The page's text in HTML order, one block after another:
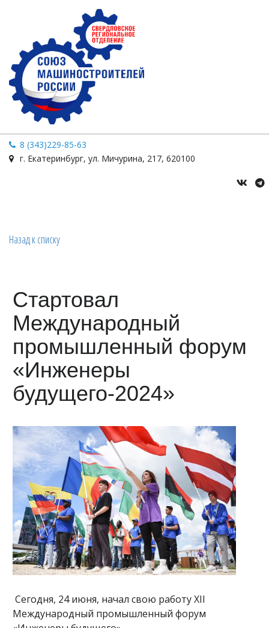
8 (343)229-85-63
г. Екатеринбург, ул. Мичурина, 217, 620100
Назад к списку
Стартовал
Международный
промышленный форум
«Инженеры
будущего-2024»
Сегодня, 24 июня, начал свою работу XII
Международный промышленный форум